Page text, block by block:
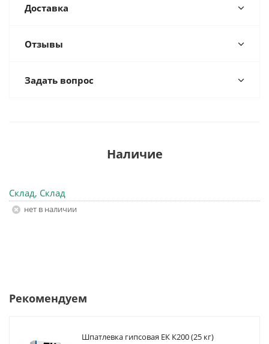
Доставка
Отзывы
Задать вопрос
Наличие
Склад, Склад
Нет в наличии
Рекомендуем
Шпатлевка гипсовая ЕК К200 (25 кг)